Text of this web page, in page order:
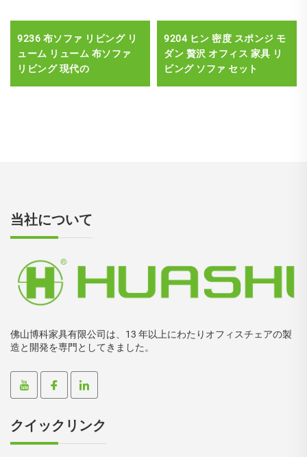
9236 布ソファ リビング リ
ューム リューム 布ソファ
リビング 現代の
9204 ヒン 密度 スポンジ モ
ダン 贅沢 オフィス 家具 リ
ビング ソファ セット
当社について
佛山博科家具有限公司は、13 年以上にわたりオフィスチェアの製
造と開発を専門としてきました。
クイックリンク